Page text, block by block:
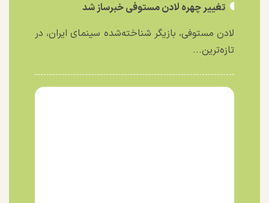
تغییر چهره لادن مستوفی خبرساز شد
لادن مستوفی، بازیگر شناخته‌شده سینمای ایران، در
تازه‌ترین...